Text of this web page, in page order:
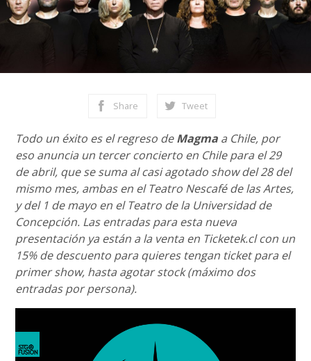
Share Tweet
Todo un éxito es el regreso deMagma a Chile, por
eso anuncia un tercer concierto en Chile para el 29
de abril, que se suma al casi agotado show del 28 del
mismo mes, ambas en el Teatro Nescafé de las Artes,
y del 1 de mayo en el Teatro de la Universidad de
Concepción. Las entradas para esta nueva
presentación ya están a la venta en Ticketek.cl con un
15% de descuento para quieres tengan ticket para el
primer show, hasta agotar stock (máximo dos
entradas por persona).